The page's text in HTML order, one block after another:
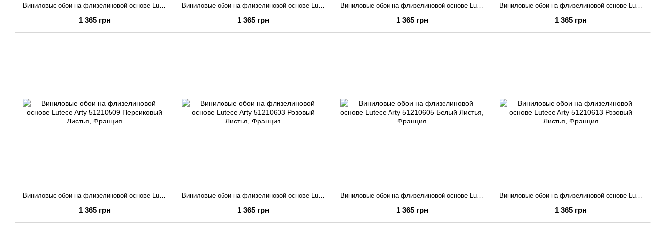
Виниловые обои на флизелиновой основе Lutece Arty 51210410 Розовый Абстракция
1 365 грн
Виниловые обои на флизелиновой основе Lutece Arty 51210501 Зелёный Листья
1 365 грн
Виниловые обои на флизелиновой основе Lutece Arty 51210503 Розовый Листья
1 365 грн
Виниловые обои на флизелиновой основе Lutece Arty 51210507 Оливковый Листья
1 365 грн
1 365 грн
Виниловые обои на флизелиновой основе Lutece Arty 51210603 Розовый Листья
1 365 грн 1 365 грн
Виниловые обои на флизелиновой основе Lutece Arty 51210613 Розовый Листья
1 365 грн